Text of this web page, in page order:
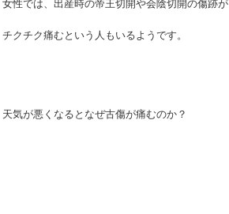
女性では、出産時の帝王切開や会陰切開の傷跡が
チクチク痛むという人もいるようです。
天気が悪くなるとなぜ古傷が痛むのか？